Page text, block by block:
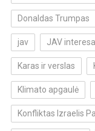
Donaldas Trumpas
jav JAV
Karas ir verslas
Klimato apgaulė
Konfliktas Izraelis